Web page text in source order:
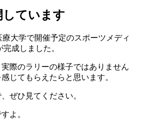
しています
大学で開催予定のスポーツメディ
成しました。
際のラリーの様子ではありません
じてもらえたらと思います。
ぜひ見てください。
よ。